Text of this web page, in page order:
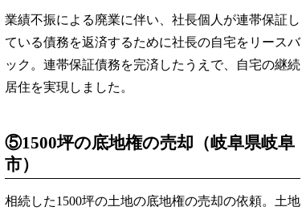
業績不振による廃業に伴い、社長個人が連帯保証し
ている債務を返済するために社長の自宅をリースバ
ック。連帯保証債務を完済したうえで、自宅の継続
居住を実現しました。
⑤1500坪の底地権の売却（岐阜県岐阜
市）
相続した1500坪の土地の底地権の売却の依頼。土地